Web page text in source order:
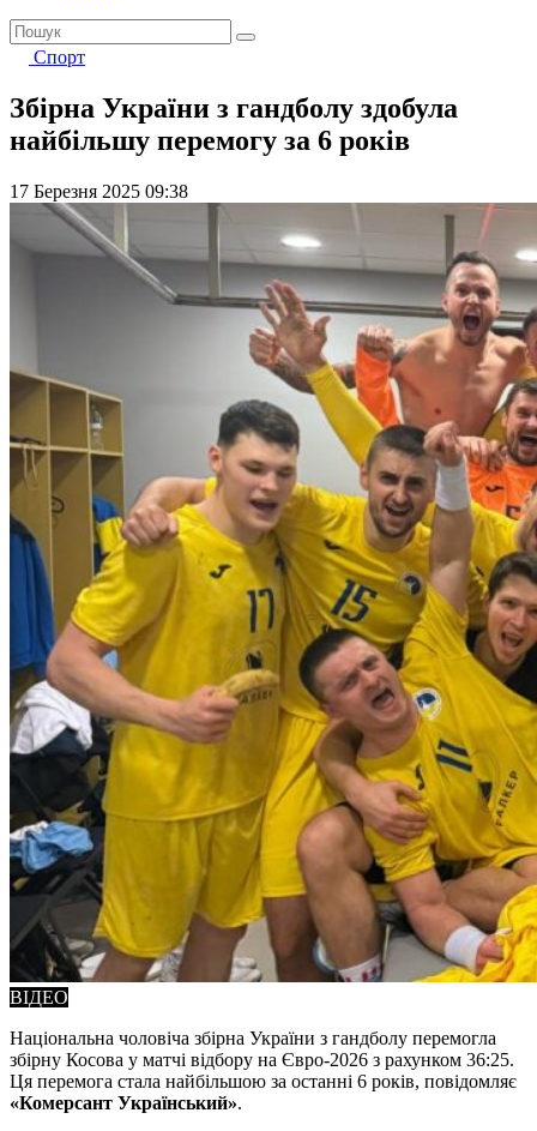
Спорт
Збірна України з гандболу здобула
найбільшу перемогу за 6 років
17 Березня 2025 09:38
ВІДЕО
Національна чоловіча збірна України з гандболу перемогла
збірну Косова у матчі відбору на Євро-2026 з рахунком 36:25.
Ця перемога стала найбільшою за останні 6 років, повідомляє
«Комерсант Український».